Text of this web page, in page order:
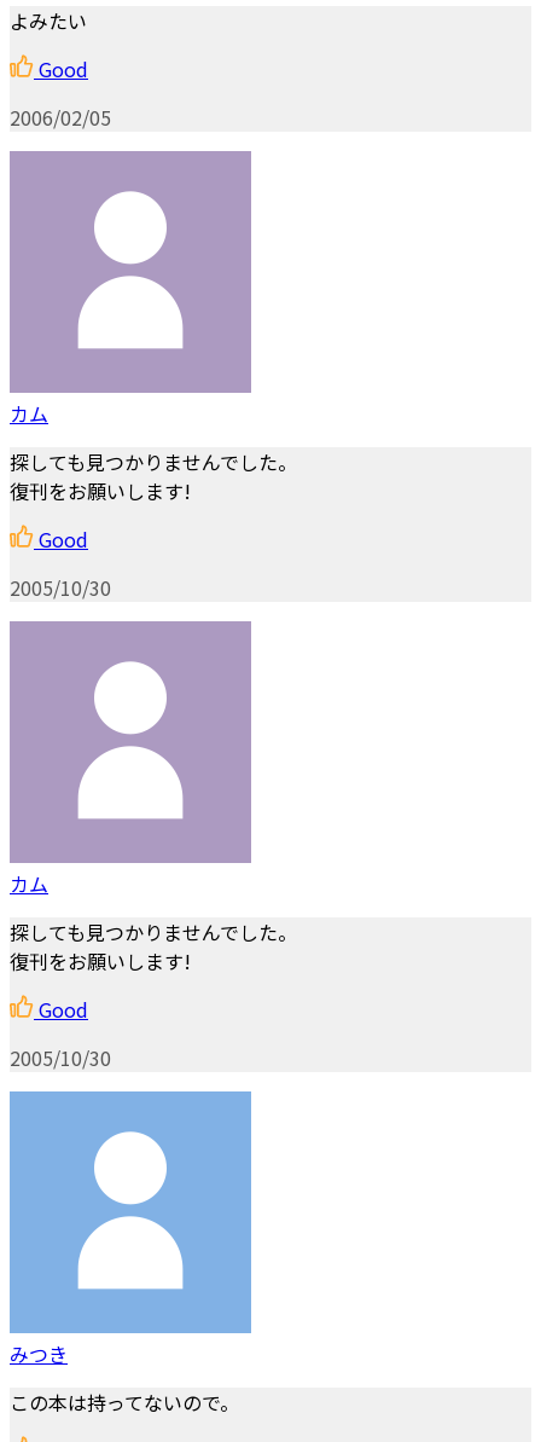
よみたい
Good
2006/02/05
カム
探しても見つかりませんでした。
復刊をお願いします!
Good
2005/10/30
カム
探しても見つかりませんでした。
復刊をお願いします!
Good
2005/10/30
みつき
この本は持ってないので。